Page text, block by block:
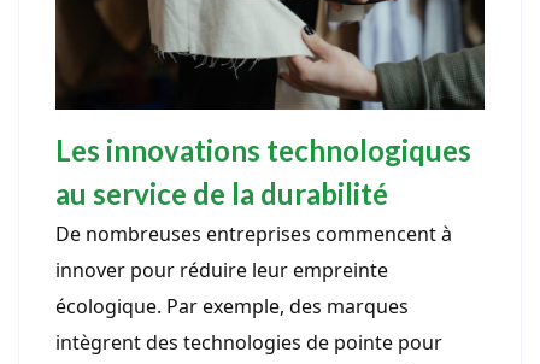
Les innovations technologiques
au service de la durabilité
De nombreuses entreprises commencent à
innover pour réduire leur empreinte
écologique. Par exemple, des marques
intègrent des technologies de pointe pour